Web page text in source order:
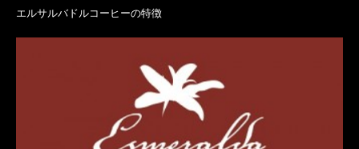
エルサルバドルコーヒーの特徴